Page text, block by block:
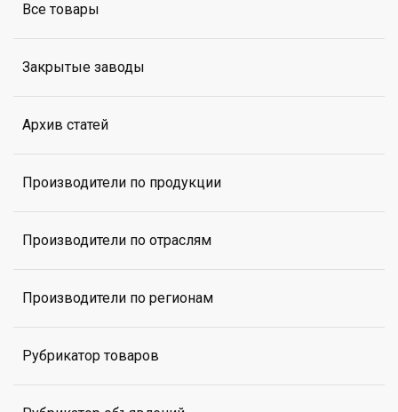
Все товары
Закрытые заводы
Архив статей
Производители по продукции
Производители по отраслям
Производители по регионам
Рубрикатор товаров